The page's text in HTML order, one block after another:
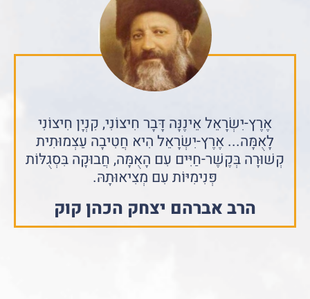
אֶרֶץ-יִשְׂרָאֵל אֵינֶנָּה דָּבָר חִיצוֹנִי, קִנְיָן חִיצוֹנִי
לָאֻמָּה... אֶרֶץ-יִשְׂרָאֵל הִיא חֲטִיבָה עַצְמוּתִית
קְשׁוּרָה בְּקֶשֶׁר-חַיִּים עִם הָאֻמָּה, חֲבוּקָה בִּסְגֻלּוֹת
פְּנִימִיּוֹת עִם מְצִיאוּתָהּ.
הרב אברהם יצחק הכהן קוק